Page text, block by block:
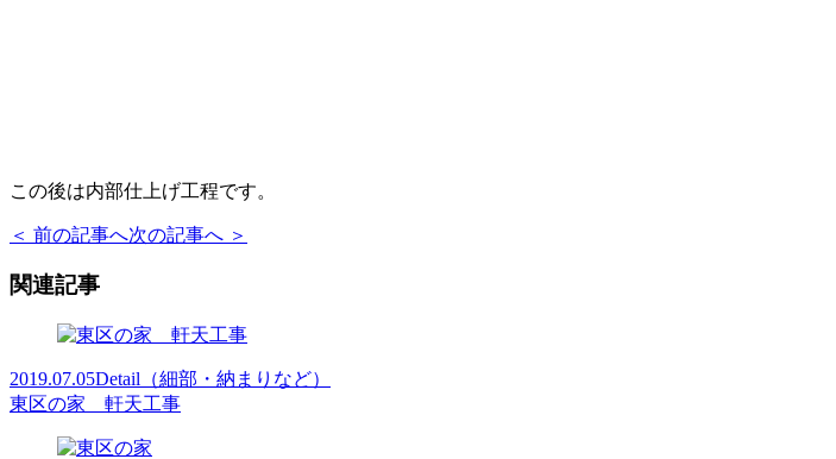
この後は内部仕上げ工程です。
＜ 前の記事へ次の記事へ ＞
関連記事
2019.07.05Detail（細部・納まりなど）
東区の家 軒天工事